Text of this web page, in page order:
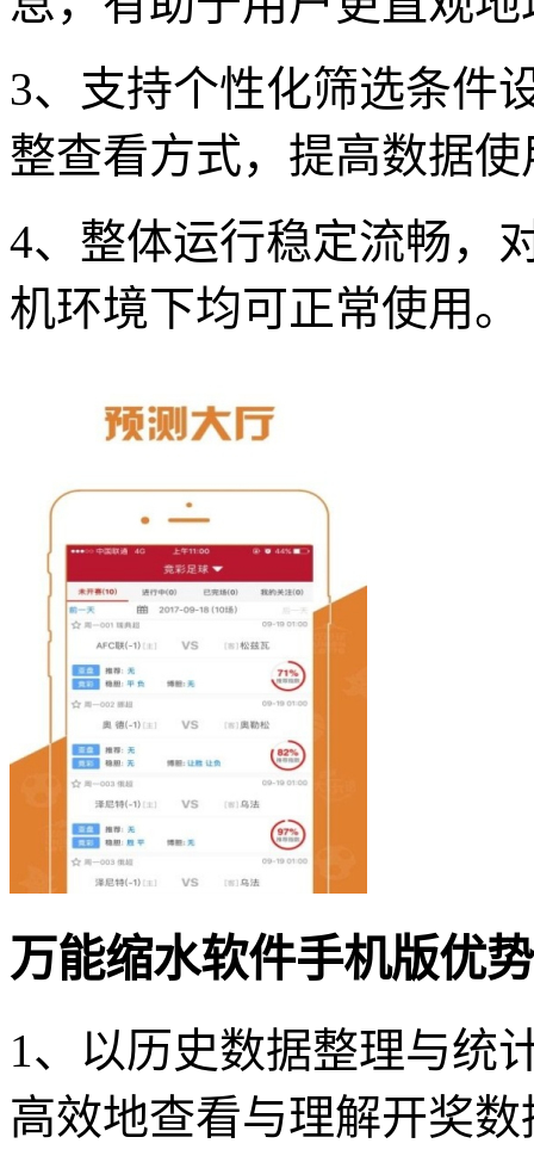
3、支持个性化筛选条件
整查看方式，提高数据
4、整体运行稳定流畅，
机环境下均可正常使用。
万能缩水软件手机版优势
1、以历史数据整理与统
高效地查看与理解开奖